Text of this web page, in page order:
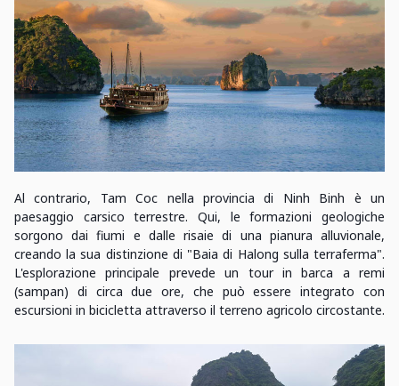
Al contrario, Tam Coc nella provincia di Ninh Binh è un
paesaggio carsico terrestre. Qui, le formazioni geologiche
sorgono dai fiumi e dalle risaie di una pianura alluvionale,
creando la sua distinzione di "Baia di Halong sulla terraferma".
L'esplorazione principale prevede un tour in barca a remi
(sampan) di circa due ore, che può essere integrato con
escursioni in bicicletta attraverso il terreno agricolo circostante.